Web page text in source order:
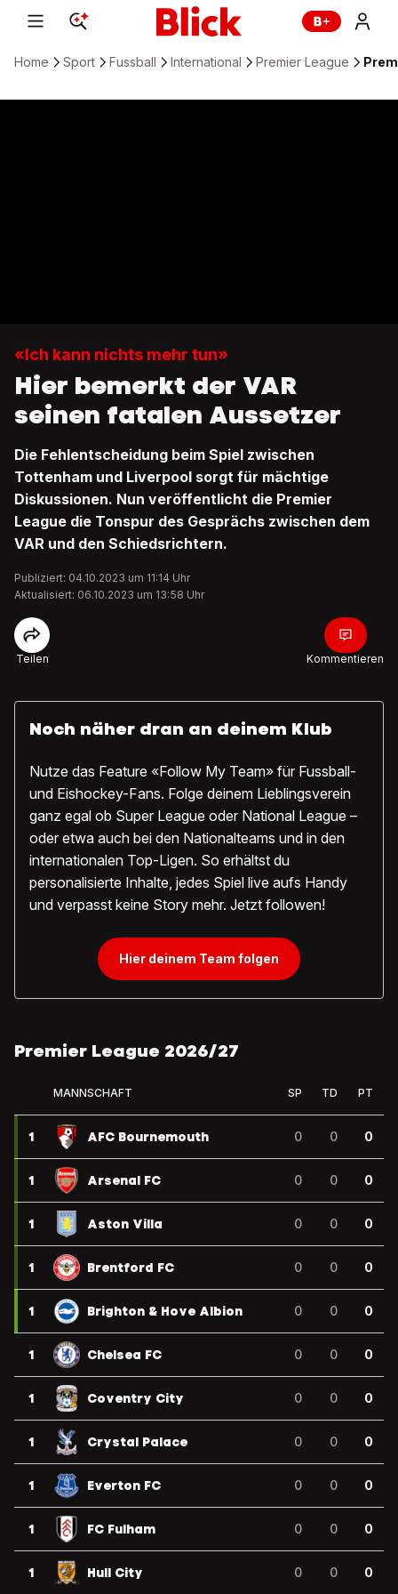
Home Sport Fussball International Premier League
«Ich kann nichts mehr tun»
Hier bemerkt der VAR
seinen fatalen Aussetzer
Die Fehlentscheidung beim Spiel zwischen
Tottenham und Liverpool sorgt für mächtige
Diskussionen. Nun veröffentlicht die Premier
League die Tonspur des Gesprächs zwischen dem
VAR und den Schiedsrichtern.
Publiziert: 04.10.2023 um 11:14 Uhr
Aktualisiert: 06.10.2023 um 13:58 Uhr
Teilen Kommentieren
Noch näher dran an deinem Klub
Nutze das Feature «Follow My Team» für Fussball-
und Eishockey-Fans. Folge deinem Lieblingsverein
ganz egal ob Super League oder National League –
oder etwa auch bei den Nationalteams und in den
internationalen Top-Ligen. So erhältst du
personalisierte Inhalte, jedes Spiel live aufs Handy
und verpasst keine Story mehr. Jetzt followen!
Hier deinem Team folgen
Premier League 2026/27
MANNSCHAFT SP TD PT
1 AFC Bournemouth 0 0 0
1 Arsenal FC 0 0 0
1 Aston Villa 0 0 0
1 Brentford FC 0 0 0
1 Brighton & Hove Albion 0 0 0
1 Chelsea FC 0 0 0
1 Coventry City 0 0 0
1 Crystal Palace 0 0 0
1 Everton FC 0 0 0
1 FC Fulham 0 0 0
1 Hull City 0 0 0